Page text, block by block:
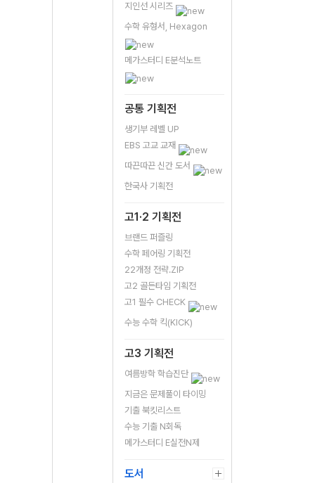
지인선 시리즈
수학 유형서, Hexagon
메가스터디 E분석노트
공통 기획전
생기부 레벨 UP
EBS 고교 교재
따끈따끈 신간 도서
한국사 기획전
고1·2 기획전
브랜드 퍼즐링
수학 페어링 기획전
22개정 전략.ZIP
고2 골든타임 기획전
고1 필수 CHECK
수능 수학 킥(KICK)
고3 기획전
여름방학 학습진단
지금은 문제풀이 타이밍
기출 북킷리스트
수능 기출 N회독
메가스터디 E실전N제
도서